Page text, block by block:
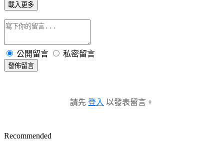
載入更多
公開留言 私密留言
發佈留言
請先 登入 以發表留言。
Recommended